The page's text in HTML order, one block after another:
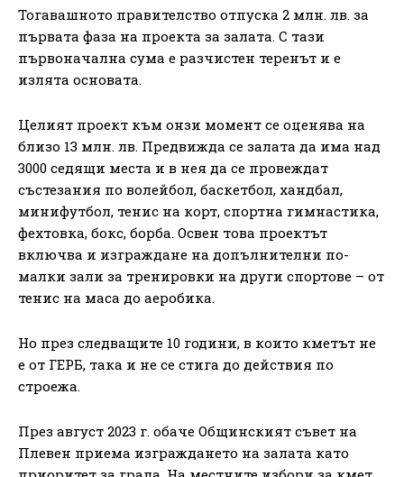
Тогавашното правителство отпуска 2 млн. лв. за
първата фаза на проекта за залата. С тази
първоначална сума е разчистен теренът и е
излята основата.
Целият проект към онзи момент се оценява на
близо 13 млн. лв. Предвижда се залата да има над
3000 седящи места и в нея да се провеждат
състезания по волейбол, баскетбол, хандбал,
минифутбол, тенис на корт, спортна гимнастика,
фехтовка, бокс, борба. Освен това проектът
включва и изграждане на допълнителни по-
малки зали за тренировки на други спортове – от
тенис на маса до аеробика.
Но през следващите 10 години, в които кметът не
е от ГЕРБ, така и не се стига до действия по
строежа.
През август 2023 г. обаче Общинският съвет на
Плевен приема изграждането на залата като